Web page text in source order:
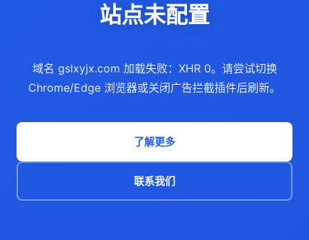
站点未配置
域名 gslxyjx.com 加载失败：XHR 0。请尝试切换
Chrome/Edge 浏览器或关闭广告拦截插件后刷新。
了解更多
联系我们